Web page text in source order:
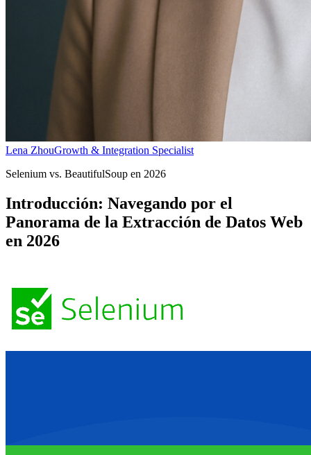
Lena ZhouGrowth & Integration Specialist
Selenium vs. BeautifulSoup en 2026
Introducción: Navegando por el
Panorama de la Extracción de Datos Web
en 2026